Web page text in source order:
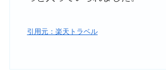
引用元：楽天トラベル